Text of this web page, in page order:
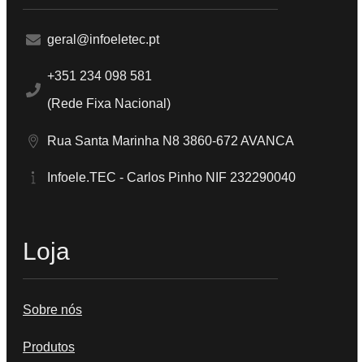
geral@infoeletec.pt
+351 234 098 581
(Rede Fixa Nacional)
Rua Santa Marinha N8 3860-672 AVANCA
Infoele.TEC - Carlos Pinho NIF 232290040
Loja
Sobre nós
Produtos